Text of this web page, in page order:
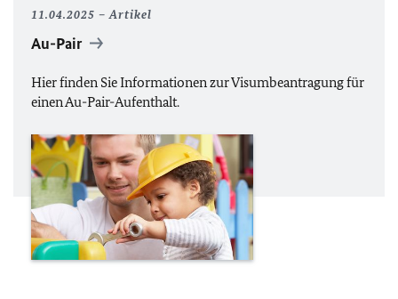
11.04.2025 Artikel
Au-Pair
Hier finden Sie Informationen zur Visumbeantragung für
einen Au-Pair-Aufenthalt.